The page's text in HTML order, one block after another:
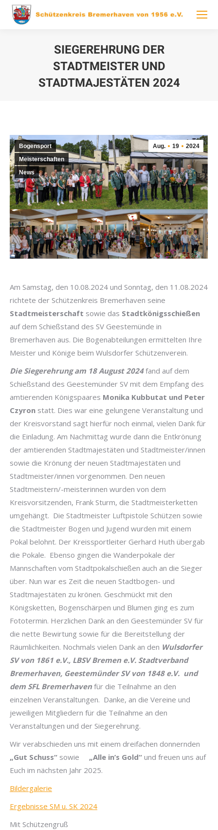
SIEGEREHRUNG DER
STADTMEISTER UND
STADTMAJESTÄTEN 2024
Aug. 19 2024
Bogensport
Meisterschaften
News
Am Samstag, den 10.08.2024 und Sonntag, den 11.08.2024
richtete der Schützenkreis Bremerhaven seine
Stadtmeisterschaft sowie das Stadtkönigsschießen
auf dem Schießstand des SV Geestemünde in
Bremerhaven aus. Die Bogenabteilungen ermittelten Ihre
Meister und Könige beim Wulsdorfer Schützenverein.
Die Siegerehrung am 18 August 2024fand auf dem
Schießstand des Geestemünder SV mit dem Empfang des
amtierenden Königspaares Monika Kubbutat und Peter
Czyron statt. Dies war eine gelungene Veranstaltung und
der Kreisvorstand sagt hierfür noch einmal, vielen Dank für
die Einladung. Am Nachmittag wurde dann die Entkrönung
der amtierenden Stadtmajestäten und Stadtmeister/innen
sowie die Krönung der neuen Stadtmajestäten und
Stadtmeister/innen vorgenommen. Den neuen
Stadtmeistern/-meisterinnen wurden von dem
Kreisvorsitzenden, Frank Sturm, die Stadtmeisterketten
umgehängt. Die Stadtmeister Luftpistole Schützen sowie
die Stadtmeister Bogen und Jugend wurden mit einem
Pokal belohnt. Der Kreissportleiter Gerhard Huth übergab
die Pokale. Ebenso gingen die Wanderpokale der
Mannschaften vom Stadtpokalschießen auch an die Sieger
über. Nun war es Zeit die neuen Stadtbogen- und
Stadtmajestäten zu krönen. Geschmückt mit den
Königsketten, Bogenschärpen und Blumen ging es zum
Fototermin. Herzlichen Dank an den Geestemünder SV für
die nette Bewirtung sowie für die Bereitstellung der
Räumlichkeiten. Nochmals vielen Dank an den Wulsdorfer
SV von 1861 e.V., LBSV Bremen e.V. Stadtverband
Bremerhaven, Geestemünder SV von 1848 e.V. und
dem SFL Bremerhaven für die Teilnahme an den
einzelnen Veranstaltungen. Danke, an die Vereine und
jeweiligen Mitgliedern für die Teilnahme an den
Veranstaltungen und der Siegerehrung.
Wir verabschieden uns mit einem dreifachen donnernden
„Gut Schuss“ sowie „Alle in’s Gold“ und freuen uns auf
Euch im nächsten Jahr 2025.
Bildergalerie
Ergebnisse SM u. SK 2024
Mit Schützengruß